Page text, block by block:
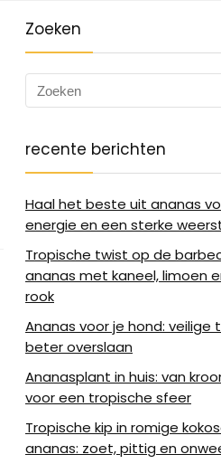
Zoeken
recente berichten
Haal het beste uit ananas
energie en een sterke
Tropische twist op de
ananas met kaneel, limoen
rook
Ananas voor je hond: veilige
beter overslaan
Ananasplant in huis: van
voor een tropische sfeer
Tropische kip in romige
ananas: zoet, pittig en